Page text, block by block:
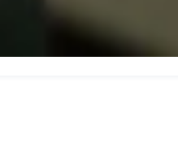
– Revolution oder